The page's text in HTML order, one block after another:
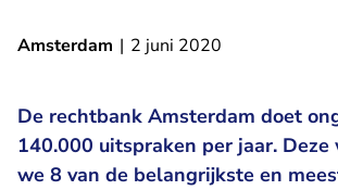
Amsterdam | 2 juni 2020
De rechtbank Amsterdam doet
140.000 uitspraken per jaar. Deze
we 8 van de belangrijkste en